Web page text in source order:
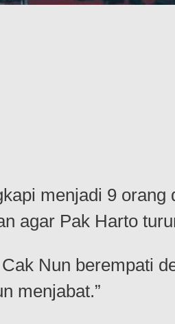
menjadi 9
agar Pak Harto
Nun berempati
menjabat.”